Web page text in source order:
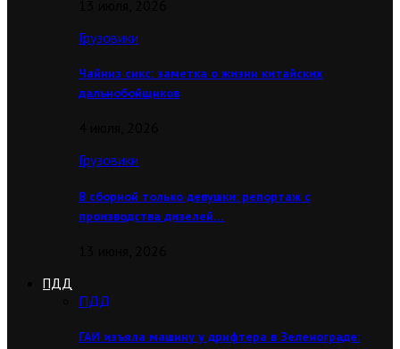
Грузовики
Чайниз сикс: заметка о жизни китайских
дальнобойщиков
Грузовики
В сборной только девушки: репортаж с
производства дизелей…
ПДД
ПДД
ГАИ изъяла машину у дрифтера в Зеленограде: